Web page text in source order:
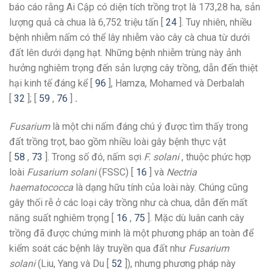
báo cáo rằng Ai Cập có diện tích trồng trọt là 173,28 ha, sản
lượng quả cà chua là 6,752 triệu tấn [ 24 ]. Tuy nhiên, nhiều
bệnh nhiễm nấm có thể lây nhiễm vào cây cà chua từ dưới
đất lên dưới dạng hạt. Những bệnh nhiễm trùng này ảnh
hưởng nghiêm trọng đến sản lượng cây trồng, dẫn đến thiệt
hại kinh tế đáng kể [ 96 ], Hamza, Mohamed và Derbalah
[ 32 ]; [ 59 , 76 .
Fusariumlà một chi nấm đáng chú ý được tìm thấy trong
đất trồng trọt, bao gồm nhiều loài gây bệnh thực vật
[ 58 , 73 ]. Trong số đó, nấm sợi F. solani, thuộc phức hợp
loài Fusarium solani(FSSC) [ 16 ] và Nectria
haematococca là dạng hữu tính của loài này. Chúng cũng
gây thối rễ ở các loại cây trồng như cà chua, dẫn đến mất
năng suất nghiêm trọng [ 16 , 75 ]. Mặc dù luân canh cây
trồng đã được chứng minh là một phương pháp an toàn để
kiểm soát các bệnh lây truyền qua đất như Fusarium
solani(Liu, Yang và Du [ 52 ]), nhưng phương pháp này